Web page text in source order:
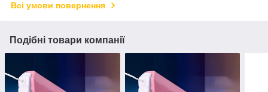
Всі умови повернення
Подібні товари компанії